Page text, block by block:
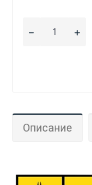
Описание